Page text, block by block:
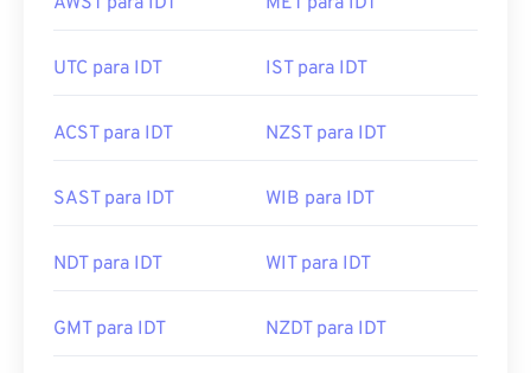
UTC para IDT IST para IDT
ACST para IDT NZST para IDT
SAST para IDT WIB para IDT
NDT para IDT WIT para IDT
GMT para IDT NZDT para IDT